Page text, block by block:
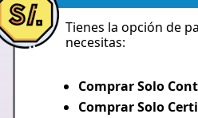
Tienes la opción de
necesitas:
Comprar Solo
Comprar Solo